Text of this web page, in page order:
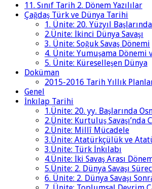
11. Sınıf Tarih 2. Dönem Yazılılar
Çağdaş Türk ve Dünya Tarihi
1. Ünite: 20. Yüzyıl
2.Ünite: İkinci Dünya Savaşı
3. Ünite: Soğuk Savaş Dönemi
4. Ünite: Yumuşama Dönemi
5. Ünite: Küreselleşen Dünya
Doküman
2015-2016 Tarih Yıllık
Genel
İnkılap Tarihi
1.Ünite: 20. yy. Başlarında
2.Ünite: Kurtuluş Savaşı’nda
2.Ünite: Millî Mücadele
3.Ünite: Atatürkçülük ve
3.Ünite: Türk İnkılabı
4.Ünite: İki Savaş Arası
5.Ünite: 2. Dünya Savaşı
6. Ünite: 2. Dünya Savaşı